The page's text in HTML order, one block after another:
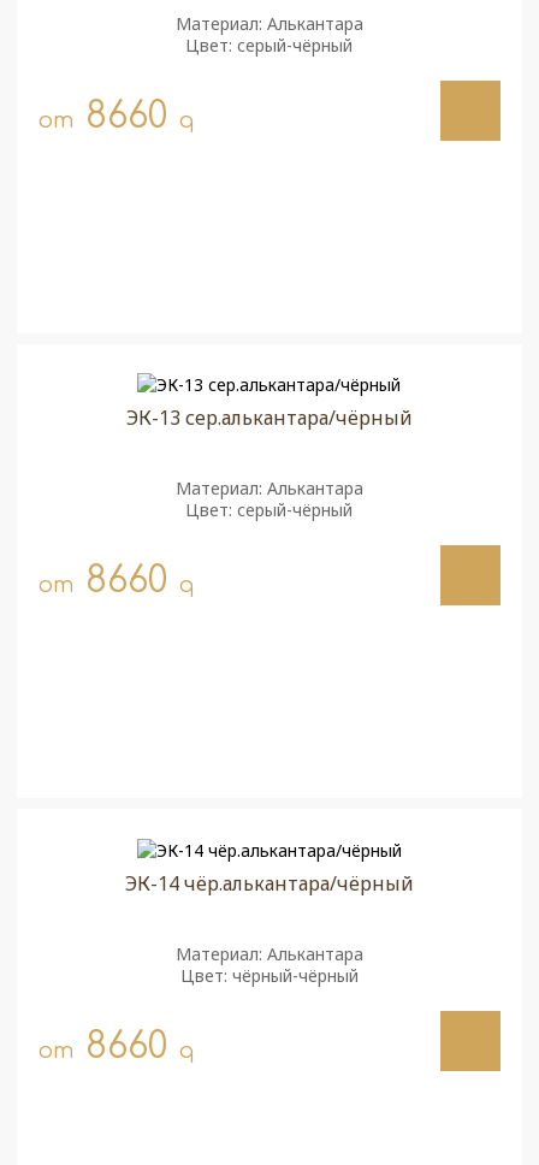
Материал: Алькантара
Цвет: серый-чёрный
от 8660 q
ЭК-13 сер.алькантара/чёрный
Материал: Алькантара
Цвет: серый-чёрный
от 8660 q
ЭК-14 чёр.алькантара/чёрный
Материал: Алькантара
Цвет: чёрный-чёрный
от 8660 q